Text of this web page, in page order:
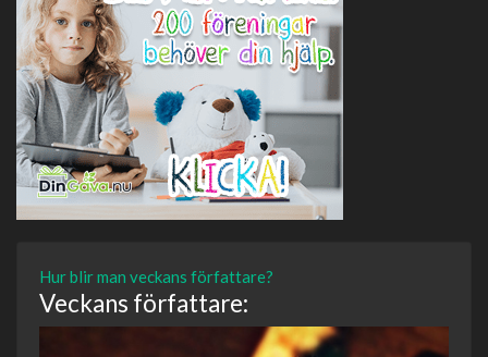
Hur blir man veckans författare?
Veckans författare: